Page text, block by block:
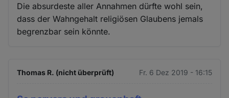
Die absurdeste aller Annahmen dürfte wohl sein,
dass der Wahngehalt religiösen Glaubens jemals
begrenzbar sein könnte.
Thomas R. (nicht überprüft) Fr. 6 Dez 2019 - 16:15